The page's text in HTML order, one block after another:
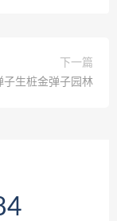
下一篇
子生桩金弹子园林